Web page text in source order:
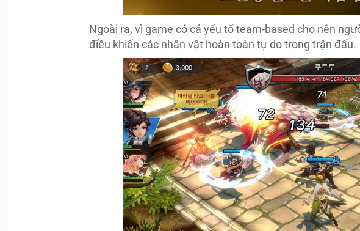
Ngoài ra, vì game có cả yếu tố team-based cho nên
điều khiển các nhân vật hoàn toàn tự do trong trận đấu.